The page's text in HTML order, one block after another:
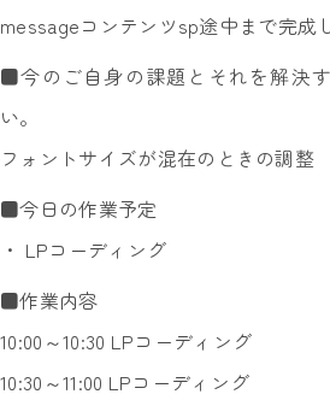
messageコンテンツsp途中まで完成
■今のご自身の課題とそれを解決
い。
フォントサイズが混在のときの調整
■今日の作業予定
・ LPコーディング
■作業内容
10:00～10:30 LPコーディング
10:30～11:00 LPコーディング